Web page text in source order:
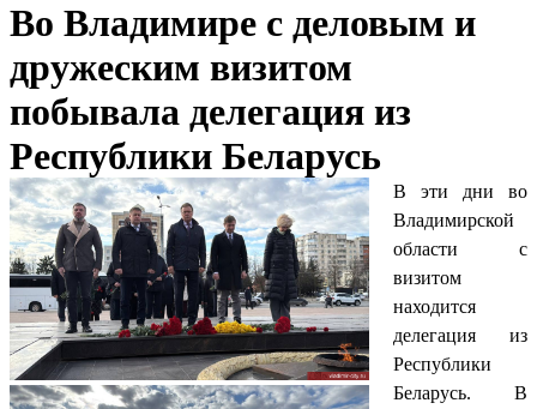
Во Владимире с деловым и
дружеским визитом
побывала делегация из
Республики Беларусь
В эти дни во
Владимирской
области с
визитом
находится
делегация из
Республики
Беларусь. В